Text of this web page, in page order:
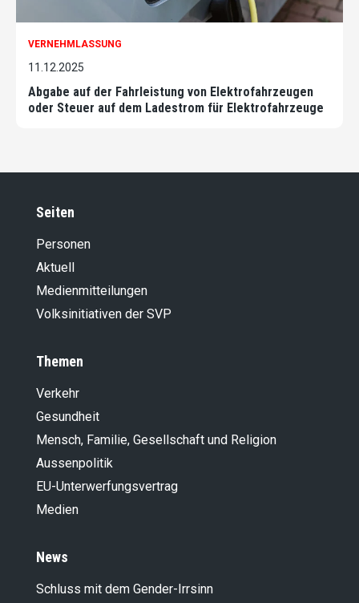
VERNEHMLASSUNG
11.12.2025
Abgabe auf der Fahrleistung von Elektrofahrzeugen
oder Steuer auf dem Ladestrom für Elektrofahrzeuge
Seiten
Personen
Aktuell
Medienmitteilungen
Volksinitiativen der SVP
Themen
Verkehr
Gesundheit
Mensch, Familie, Gesellschaft und Religion
Aussenpolitik
EU-Unterwerfungsvertrag
Medien
News
Schluss mit dem Gender-Irrsinn